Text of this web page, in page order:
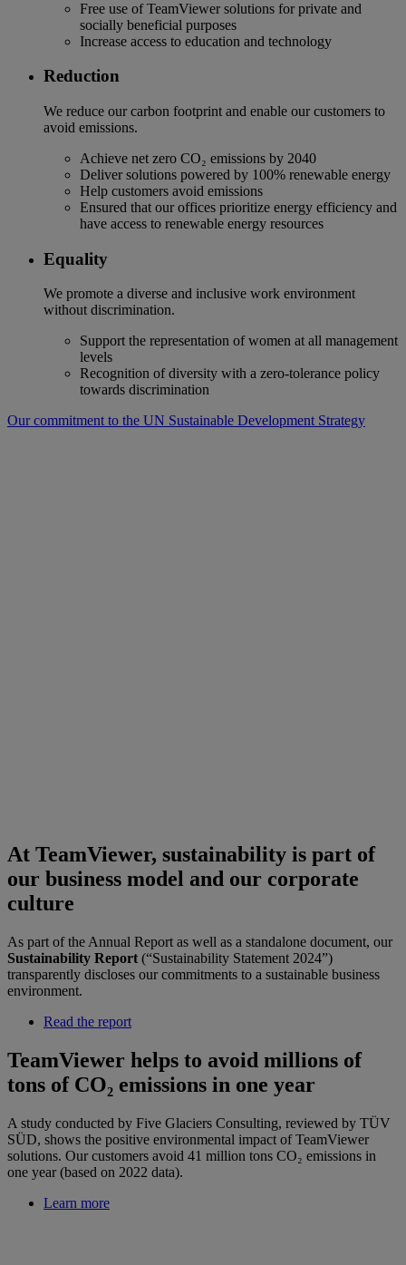
Free use of TeamViewer solutions for private and
socially beneficial purposes
Increase access to education and technology
Reduction
We reduce our carbon footprint and enable our customers to
avoid emissions.
Achieve net zero CO₂ emissions by 2040
Deliver solutions powered by 100% renewable energy
Help customers avoid emissions
Ensured that our offices prioritize energy efficiency and
have access to renewable energy resources
Equality
We promote a diverse and inclusive work environment
without discrimination.
Support the representation of women at all management
levels
Recognition of diversity with a zero-tolerance policy
towards discrimination
Our commitment to the UN Sustainable Development Strategy
At TeamViewer, sustainability is part of
our business model and our corporate
culture
As part of the Annual Report as well as a standalone document, our
Sustainability Report (“Sustainability Statement 2024”)
transparently discloses our commitments to a sustainable business
environment.
Read the report
TeamViewer helps to avoid millions of
tons of CO₂ emissions in one year
A study conducted by Five Glaciers Consulting, reviewed by TÜV
SÜD, shows the positive environmental impact of TeamViewer
solutions. Our customers avoid 41 million tons CO₂ emissions in
one year (based on 2022 data).
Learn more